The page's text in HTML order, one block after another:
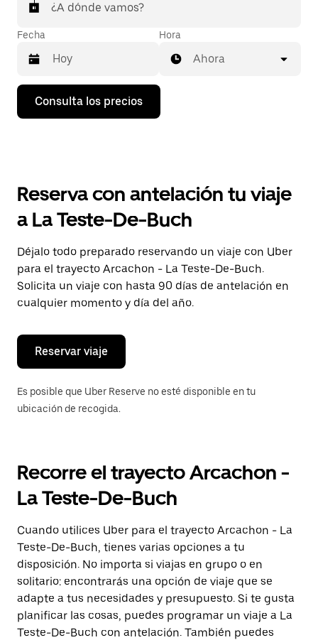
¿A dónde vamos?
Fecha
Pulsa
flecha
calendario
seleccionar
fecha.
Pulsa
el
botón
de
escape
cerrar
calendario.
Hora
Ahora
Consulta los precios
Reserva con antelación tu viaje
a La Teste-De-Buch
Déjalo todo preparado reservando un viaje con Uber
para el trayecto Arcachon - La Teste-De-Buch.
Solicita un viaje con hasta 90 días de antelación en
cualquier momento y día del año.
Reservar viaje
Es posible que Uber Reserve no esté disponible en tu
ubicación de recogida.
Recorre el trayecto Arcachon -
La Teste-De-Buch
Cuando utilices Uber para el trayecto Arcachon - La
Teste-De-Buch, tienes varias opciones a tu
disposición. No importa si viajas en grupo o en
solitario: encontrarás una opción de viaje que se
adapte a tus necesidades y presupuesto. Si te gusta
planificar las cosas, puedes programar un viaje a La
Teste-De-Buch con antelación. También puedes